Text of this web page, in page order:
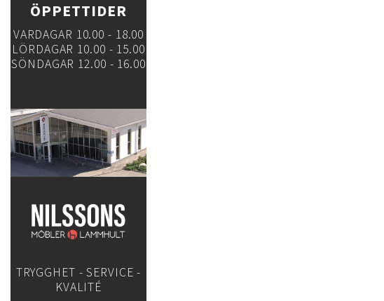
ÖPPETTIDER
VARDAGAR 10.00 - 18.00
LÖRDAGAR 10.00 - 15.00
SÖNDAGAR 12.00 - 16.00
TRYGGHET - SERVICE -
KVALITÉ